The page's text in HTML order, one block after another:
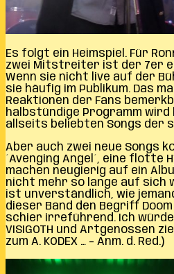
Es folgt ein Heimspiel. Für
zwei Mitstreiter ist der 7er
Wenn sie nicht live auf der
sie häufig im Publikum. Das
Reaktionen der Fans
halbstündige Programm
allseits beliebten Songs der
Aber auch zwei neue Songs
´Avenging Angel´, eine flotte
machen neugierig auf ein
nicht mehr so lange auf sich
ist unverständlich, wie
dieser Band den Begriff
schier irreführend. Ich
VISIGOTH und Artgenossen
zum A. KODEX … – Anm. d. Red.)